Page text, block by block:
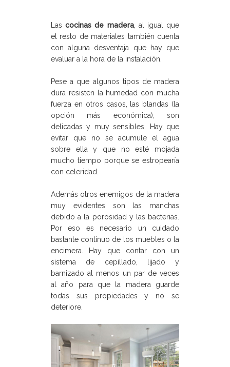
Lascocinas de madera, al igual que
el resto de materiales también cuenta
con alguna desventaja que hay que
evaluar a la hora de la instalación.
Pese a que algunos tipos de madera
dura resisten la humedad con mucha
fuerza en otros casos, las blandas (la
opción más económica), son
delicadas y muy sensibles. Hay que
evitar que no se acumule el agua
sobre ella y que no esté mojada
mucho tiempo porque se estropearía
con celeridad.
Además otros enemigos de la madera
muy evidentes son las manchas
debido a la porosidad y las bacterias.
Por eso es necesario un cuidado
bastante continuo de los muebles o la
encimera. Hay que contar con un
sistema de cepillado, lijado y
barnizado al menos un par de veces
al año para que la madera guarde
todas sus propiedades y no se
deteriore.